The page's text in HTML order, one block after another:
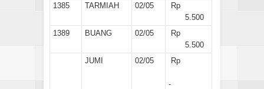
1385
TARMIAH 02/05
Rp
5.500
1389
BUANG 02/05
Rp
5.500
JUMI
02/05 Rp
-